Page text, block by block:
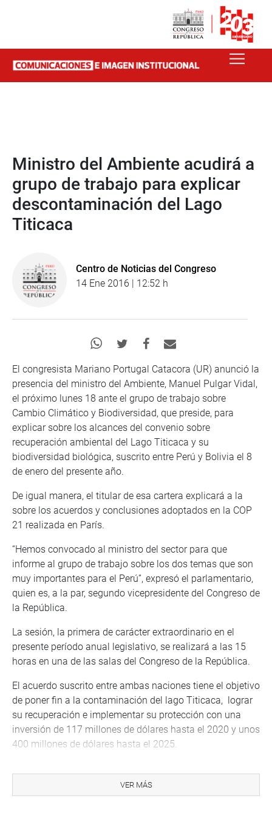
Ministro del Ambiente acudirá a
grupo de trabajo para explicar
descontaminación del Lago
Titicaca
Centro de Noticias del Congreso
14 Ene 2016 | 12:52 h
El congresista Mariano Portugal Catacora (UR) anunció la
presencia del ministro del Ambiente, Manuel Pulgar Vidal,
el próximo lunes 18 ante el grupo de trabajo sobre
Cambio Climático y Biodiversidad, que preside, para
explicar sobre los alcances del convenio sobre
recuperación ambiental del Lago Titicaca y su
biodiversidad biológica, suscrito entre Perú y Bolivia el 8
de enero del presente año.
De igual manera, el titular de esa cartera explicará a la
sobre los acuerdos y conclusiones adoptados en la COP
21 realizada en París.
“Hemos convocado al ministro del sector para que
informe al grupo de trabajo sobre los dos temas que son
muy importantes para el Perú”, expresó el parlamentario,
quien es, a la par, segundo vicepresidente del Congreso de
la República.
La sesión, la primera de carácter extraordinario en el
presente período anual legislativo, se realizará a las 15
horas en una de las salas del Congreso de la República.
El acuerdo suscrito entre ambas naciones tiene el objetivo
de poner fin a la contaminación del lago Titicaca, lograr
su recuperación e implementar su protección con una
inversión de 117 millones de dólares hasta el 2020 y unos
400 millones de dólares hasta el 2025.
impulsará el compromiso de desarrollar políticas
bilaterales para preservar el Lago Titicaca, amenazado
VER MÁS